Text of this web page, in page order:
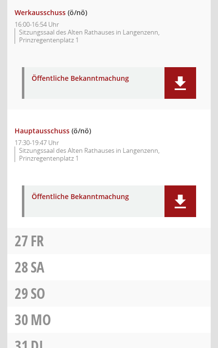
Werkausschuss (ö/nö)
16:00-16:54 Uhr
Sitzungssaal des Alten Rathauses in Langenzenn,
Prinzregentenplatz 1
Öffentliche Bekanntmachung
Hauptausschuss (ö/nö)
17:30-19:47 Uhr
Sitzungssaal des Alten Rathauses in Langenzenn,
Prinzregentenplatz 1
Öffentliche Bekanntmachung
27FR
28SA
29SO
30MO